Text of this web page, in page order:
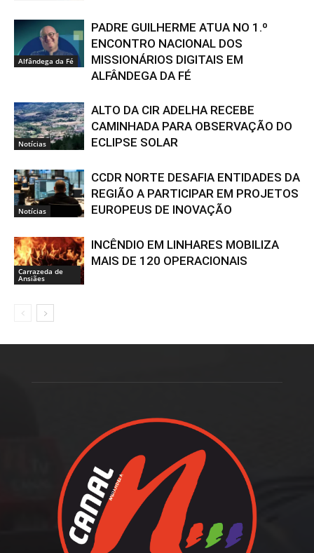
Alfândega da Fé
PADRE GUILHERME ATUA NO 1.º
ENCONTRO NACIONAL DOS
MISSIONÁRIOS DIGITAIS EM
ALFÂNDEGA DA FÉ
Notícias
ALTO DA CIR ADELHA RECEBE
CAMINHADA PARA OBSERVAÇÃO DO
ECLIPSE SOLAR
Notícias
CCDR NORTE DESAFIA ENTIDADES DA
REGIÃO A PARTICIPAR EM PROJETOS
EUROPEUS DE INOVAÇÃO
Carrazeda de
Ansiães
INCÊNDIO EM LINHARES MOBILIZA
MAIS DE 120 OPERACIONAIS